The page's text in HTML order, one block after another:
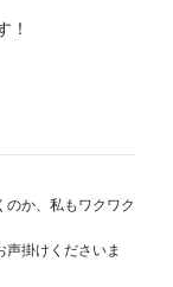
！
か、私もワクワク
掛けくださいま